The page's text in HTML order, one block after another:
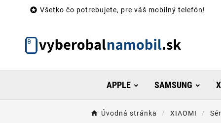
 Všetko čo potrebujete, pre váš mobilný telefón!
APPLE SAMSUNG
Úvodná stránka XIAOMI